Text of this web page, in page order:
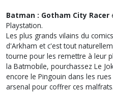
Batman : Gotham City Racer
Playstation.
Les plus grands vilains du
d'Arkham et c'est tout
tourne pour les remettre à leur
la Batmobile, pourchassez Le
encore le Pingouin dans les
arsenal pour coffrer ces malfrats.